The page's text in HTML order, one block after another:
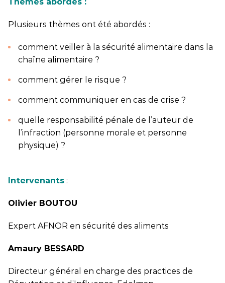
Plusieurs thèmes ont été abordés :
comment veiller à la sécurité alimentaire dans la
chaîne alimentaire ?
comment gérer le risque ?
comment communiquer en cas de crise ?
quelle responsabilité pénale de l’auteur de
l’infraction (personne morale et personne
physique) ?
Intervenants :
Olivier BOUTOU
Expert AFNOR en sécurité des aliments
Amaury BESSARD
Directeur général en charge des practices de